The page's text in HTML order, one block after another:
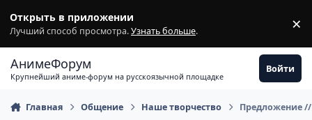
Открыть в приложении
Лучший способ просмотра.Узнать больше. ×
АнимеФорум
Крупнейший аниме-форум на русскоязычной площадке
Войти
Главная Общение Наше творчество Предложение